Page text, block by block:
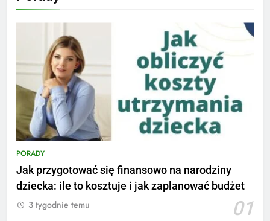
PORADY
Jak przygotować się finansowo na narodziny
dziecka: ile to kosztuje i jak zaplanować budżet
01
3 tygodnie temu